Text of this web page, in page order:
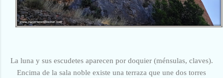
La luna y sus escudetes aparecen por doquier (ménsulas, claves).
Encima de la sala noble existe una terraza que une dos torres